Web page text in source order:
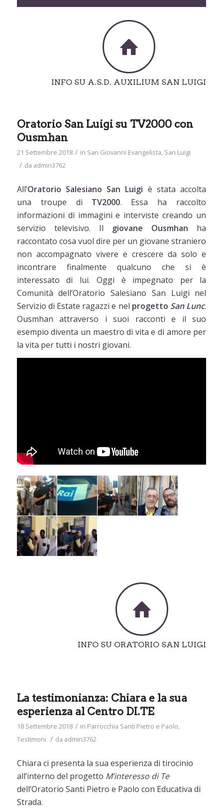
INFO SU A.S.D. AUXILIUM SAN LUIGI
Oratorio San Luigi su TV2000 con
Ousmhan
21 Settembre 2018 / in San Giovanni Evangelista, San Luigi
/ da admin3762
All’Oratorio Salesiano San Luigi è stata accolta
una troupe di TV2000. Essa ha raccolto
informazioni di immagini e interviste creando un
servizio televisivo. Il giovane Ousmhan ha
raccontato cosa vuol dire per un giovane straniero
non accompagnato vivere e crescere da solo e
incontrare finalmente qualcuno che si è
interessato di lui. Oggi è impegnato per la
Comunità dell’Oratorio Salesiano San Luigi nel
Servizio di Estate ragazzi e nel progetto San Lunc.
Ousmhan attraverso i suoi racconti e il suo
esempio diventa un maestro di vita e di amore per
la vita per tutti i nostri giovani.
INFO SU ORATORIO SAN LUIGI
La testimonianza: Chiara e la sua
esperienza al Centro DI.TE
18 Settembre 2018 / in Parrocchia Santi Pietro e Paolo,
Testimoni / da admin3762
Chiara ci presenta la sua esperienza di tirocinio
all’interno del progetto M’interesso di Te
dell’Oratorio Santi Pietro e Paolo con Educativa di
Strada.